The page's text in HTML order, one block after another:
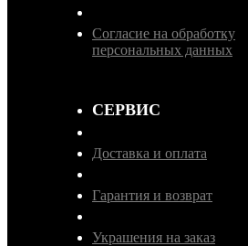
Согласие на обработку
персональных данных
СЕРВИС
Доставка и оплата
Гарантия и возврат
Украшения на заказ